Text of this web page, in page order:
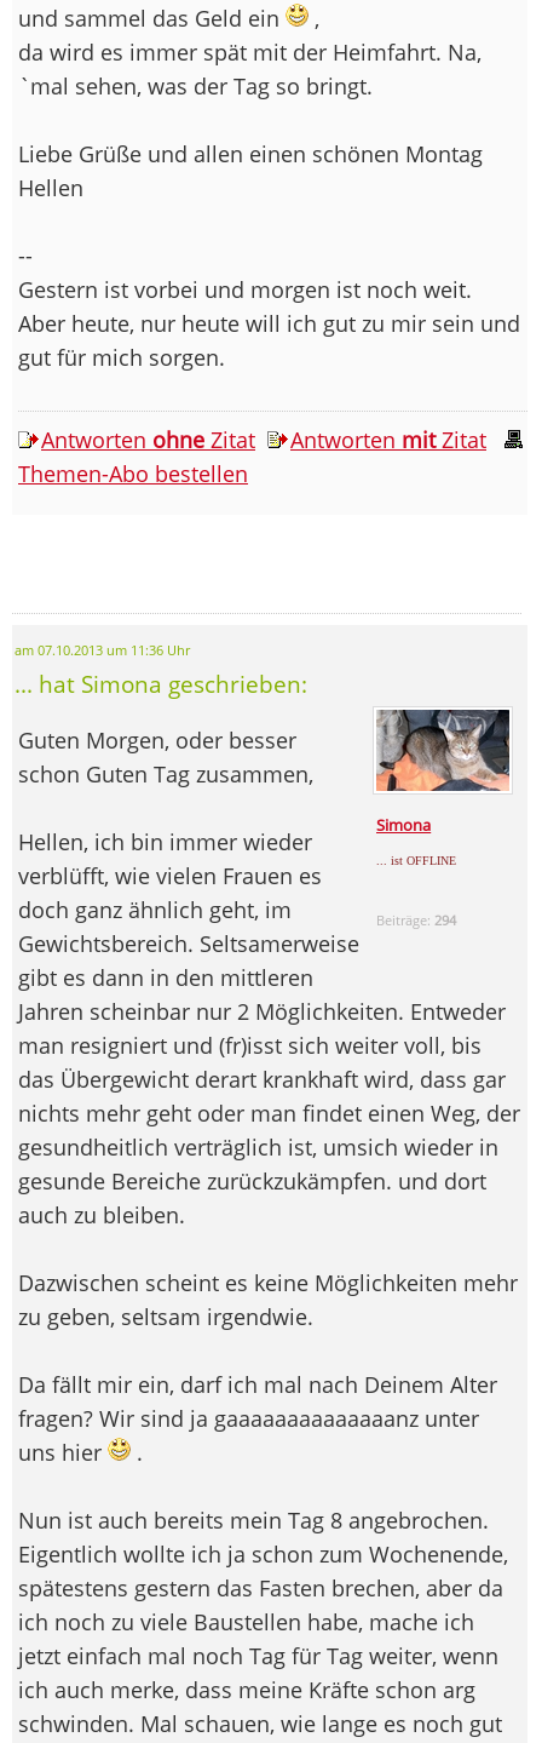
und sammel das Geld ein
,
da wird es immer spät mit der Heimfahrt. Na,
`mal sehen, was der Tag so bringt.
Liebe Grüße und allen einen schönen Montag
Hellen
--
Gestern ist vorbei und morgen ist noch weit.
Aber heute, nur heute will ich gut zu mir sein und
gut für mich sorgen.
Antworten ohne Zitat Antworten mitZitat
Themen-Abo bestellen
am 07.10.2013 um 11:36 Uhr
... hat Simona geschrieben:
Simona
... ist OFFLINE
Beiträge: 294
Guten Morgen, oder besser
schon Guten Tag zusammen,
Hellen, ich bin immer wieder
verblüfft, wie vielen Frauen es
doch ganz ähnlich geht, im
Gewichtsbereich. Seltsamerweise
gibt es dann in den mittleren
Jahren scheinbar nur 2 Möglichkeiten. Entweder
man resigniert und (fr)isst sich weiter voll, bis
das Übergewicht derart krankhaft wird, dass gar
nichts mehr geht oder man findet einen Weg, der
gesundheitlich verträglich ist, umsich wieder in
gesunde Bereiche zurückzukämpfen. und dort
auch zu bleiben.
Dazwischen scheint es keine Möglichkeiten mehr
zu geben, seltsam irgendwie.
Da fällt mir ein, darf ich mal nach Deinem Alter
fragen? Wir sind ja gaaaaaaaaaaaaaanz unter
uns hier
.
Nun ist auch bereits mein Tag 8 angebrochen.
Eigentlich wollte ich ja schon zum Wochenende,
spätestens gestern das Fasten brechen, aber da
ich noch zu viele Baustellen habe, mache ich
jetzt einfach mal noch Tag für Tag weiter, wenn
ich auch merke, dass meine Kräfte schon arg
schwinden. Mal schauen, wie lange es noch gut